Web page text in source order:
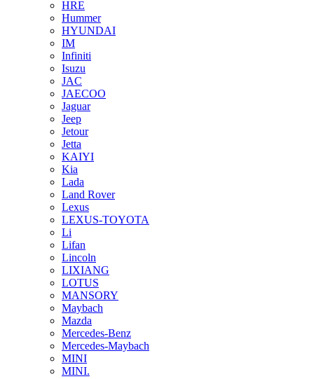
HRE
Hummer
HYUNDAI
IM
Infiniti
Isuzu
JAC
JAECOO
Jaguar
Jeep
Jetour
Jetta
KAIYI
Kia
Lada
Land Rover
Lexus
LEXUS-TOYOTA
Li
Lifan
Lincoln
LIXIANG
LOTUS
MANSORY
Maybach
Mazda
Mercedes-Benz
Mercedes-Maybach
MINI
MINI.